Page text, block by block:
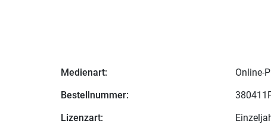
Medienart:
Online-
Bestellnummer:
Lizenzart: